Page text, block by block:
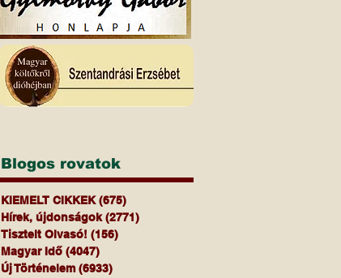
Blogos rovatok
KIEMELT CIKKEK (675)
Hírek, újdonságok (2771)
Tisztelt Olvasó! (156)
Magyar Idő (4047)
Új Történelem (6933)